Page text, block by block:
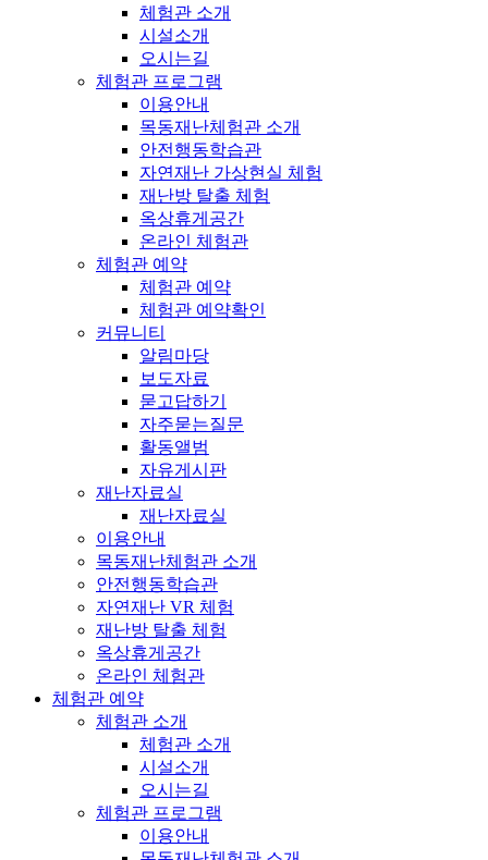
체험관 소개
시설소개
오시는길
체험관 프로그램
이용안내
목동재난체험관 소개
안전행동학습관
자연재난 가상현실 체험
재난방 탈출 체험
옥상휴게공간
온라인 체험관
체험관 예약
체험관 예약
체험관 예약확인
커뮤니티
알림마당
보도자료
묻고답하기
자주묻는질문
활동앨범
자유게시판
재난자료실
재난자료실
이용안내
목동재난체험관 소개
안전행동학습관
자연재난 VR 체험
재난방 탈출 체험
옥상휴게공간
온라인 체험관
체험관 예약
체험관 소개
체험관 소개
시설소개
오시는길
체험관 프로그램
이용안내